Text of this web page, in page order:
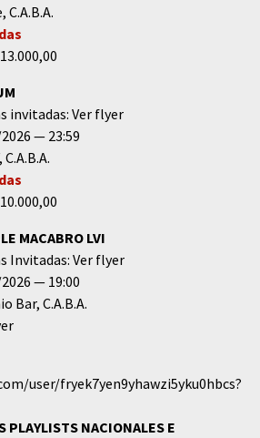
C.A.B.A.
invitadas: Ver flyer
23:59
C.A.B.A.
MACABRO LVI
Invitadas: Ver flyer
19:00
Bar C.A.B.A.
user/fryek7yen9yhawzi5yku0hbcs?
PLAYLISTS NACIONALES E